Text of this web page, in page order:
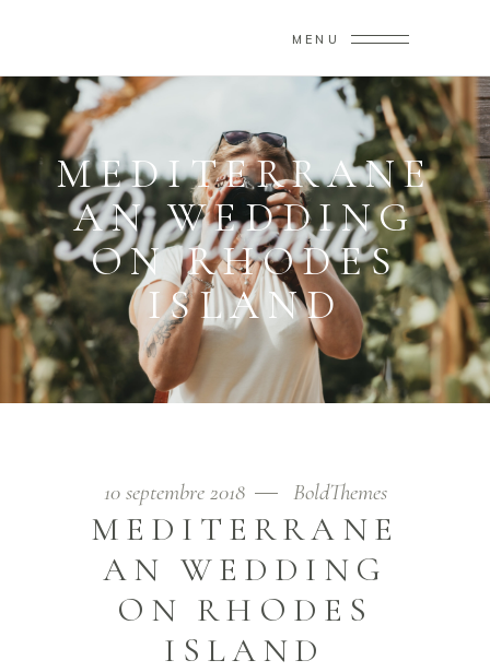
MENU
MEDITERRANE
AN WEDDING
ON RHODES
ISLAND
10 septembre 2018 BoldThemes
MEDITERRANE
AN WEDDING
ON RHODES
ISLAND